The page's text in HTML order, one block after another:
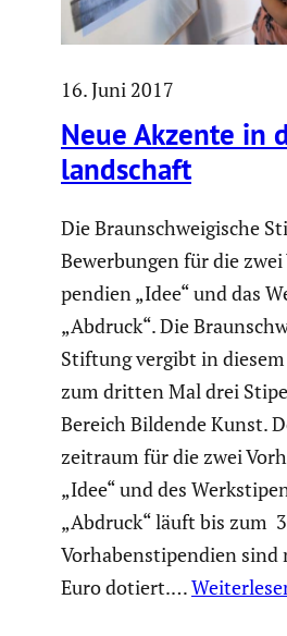
16. Juni 2017
Neue Akzente in
land­schaft
Die Braun­schwei­gi­sche
Bewer­bungen für die
pen­dien „Idee“ und das
„Abdruck“. Die
Stiftung vergibt in
zum dritten Mal drei
Bereich Bildende Kunst.
zeit­raum für die zwei
„Idee“ und des
„Abdruck“ läuft bis zum
Vorha­ben­sti­pen­dien sind
Euro dotiert.…